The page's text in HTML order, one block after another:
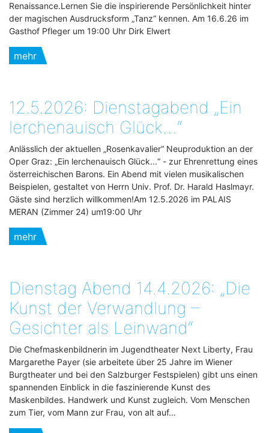
Renaissance.Lernen Sie die inspirierende Persönlichkeit hinter
der magischen Ausdrucksform „Tanz“ kennen. Am 16.6.26 im
Gasthof Pfleger um 19:00 Uhr Dirk Elwert
mehr
12.5.2026: Dienstagabend „Ein
lerchenauisch Glück…“
Anlässlich der aktuellen „Rosenkavalier“ Neuproduktion an der
Oper Graz: „Ein lerchenauisch Glück...“ - zur Ehrenrettung eines
österreichischen Barons. Ein Abend mit vielen musikalischen
Beispielen, gestaltet von Herrn Univ. Prof. Dr. Harald Haslmayr.
Gäste sind herzlich willkommen!Am 12.5.2026 im PALAIS
MERAN (Zimmer 24) um19:00 Uhr
mehr
Dienstag Abend 14.4.2026: „Die
Kunst der Verwandlung –
Gesichter als Leinwand“
Die Chefmaskenbildnerin im Jugendtheater Next Liberty, Frau
Margarethe Payer (sie arbeitete über 25 Jahre im Wiener
Burgtheater und bei den Salzburger Festspielen) gibt uns einen
spannenden Einblick in die faszinierende Kunst des
Maskenbildes. Handwerk und Kunst zugleich. Vom Menschen
zum Tier, vom Mann zur Frau, von alt auf…